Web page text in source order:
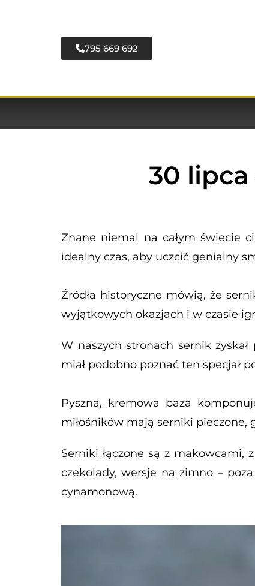
795 669 692
30
Znane niemal na całym świecie
idealny czas, aby uczcić genialny
Źródła historyczne mówią, że
wyjątkowych okazjach i w czasie
W naszych stronach sernik
miał podobno poznać ten specjał
Pyszna, kremowa baza
miłośników mają serniki pieczone,
Serniki łączone są z
czekolady, wersje na zimno –
cynamonową.